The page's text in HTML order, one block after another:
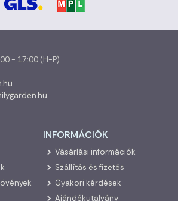
- 17:00 (H-P)
INFORMÁCIÓK
Vásárlási információk
Szállítás és fizetés
Gyakori kérdések
Ajándékutalvány